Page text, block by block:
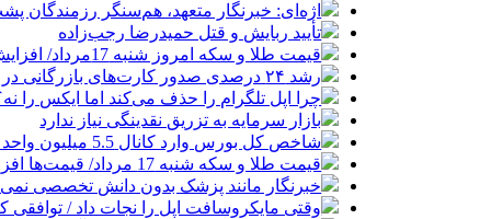
اژه‌ای: خبرنگار متعهد، هم‌سنگر رزمندگان
تأیید ربایش و قتل حمیدرضا رجب‌زاده
قیمت طلا و سکه امروز شنبه 17مرداد/ افزایش همه قیمت ها + جدول و جزئیات
رشد ۲۴ درصدی صدور کارت‌های بازرگانی در گرگان
چرا اپل تلگرام را حذف می‌کند اما ایکس را
بازار سرمایه به تزریق نقدینگی نیاز ندارد
شاخص کل بورس وارد کانال 5.5 میلیون واحد شد
قیمت طلا و سکه شنبه 17 مرداد/ قیمت‌ها افزایشی
خبرنگار مانند پزشک بدون دانش تخصصی
وقتی مایکروسافت اپل را نجات داد /